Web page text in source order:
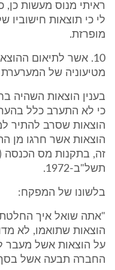
ראיתי מנוס מעשות
לי כי תוצאות חישוביו
מופרזת.
10. אשר לתיאום
מטיעוניה של המערערת
בענין הוצאות השהיה
כי לא התערב כלל
הוצאות שסרב להתיר
הוצאות אשר חרגו מן
זה, בתקנות מס הכנסה
תשל"ב-1972.
בלשונו של המפקח:
"אתה שואל איך
הוצאות שתואמו, לא
על הוצאות אשל מעבר
החברה תבעה אשל בסך